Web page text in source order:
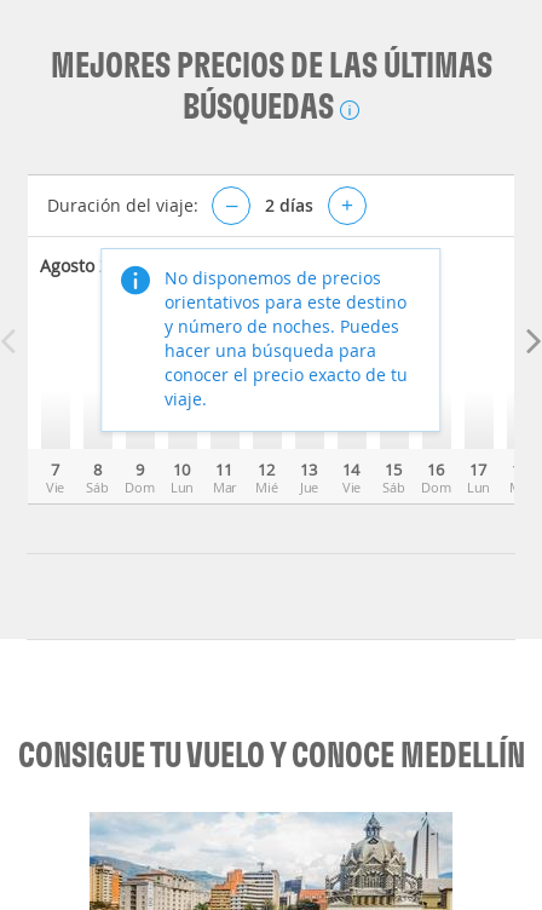
MEJORES PRECIOS DE LAS ÚLTIMAS
BÚSQUEDAS
Duración del viaje: – 2 días +
Agosto 2026
7
Vie
8
Sáb
9
Dom
10
Lun
11
Mar
12
Mié
13
Jue
14
Vie
15
Sáb
16
Dom
17
Lun
18
Mar
No disponemos de precios
orientativos para este destino
y número de noches. Puedes
hacer una búsqueda para
conocer el precio exacto de tu
viaje.
CONSIGUE TU VUELO Y CONOCE MEDELLÍN